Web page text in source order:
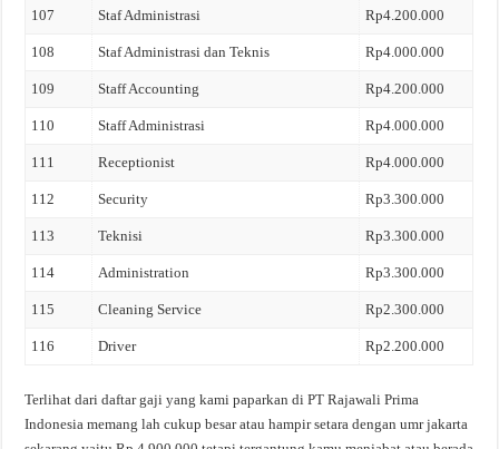
107 Staf Administrasi Rp4.200.000
108 Staf Administrasi dan Teknis Rp4.000.000
109 Staff Accounting Rp4.200.000
110 Staff Administrasi Rp4.000.000
111 Receptionist Rp4.000.000
112 Security Rp3.300.000
113 Teknisi Rp3.300.000
114 Administration Rp3.300.000
115 Cleaning Service Rp2.300.000
116 Driver Rp2.200.000
Terlihat dari daftar gaji yang kami paparkan di PT Rajawali Prima
Indonesia memang lah cukup besar atau hampir setara dengan umr jakarta